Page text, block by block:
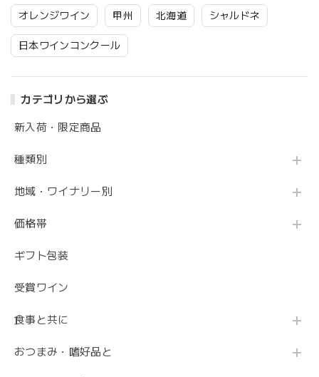
オレンジワイン 甲州 北海道 シャルドネ
日本ワインコンクール
カテゴリから選ぶ
新入荷・限定商品
種類別
地域・ワイナリー別
価格帯
ギフト包装
受賞ワイン
食事と共に
おつまみ・嗜好品と